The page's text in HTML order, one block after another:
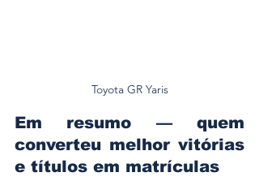
Toyota GR Yaris
Em resumo — quem
converteu melhor vitórias
e títulos em matrículas